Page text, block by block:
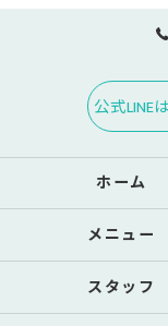
公式LINE
ホーム
メニュー
スタッフ